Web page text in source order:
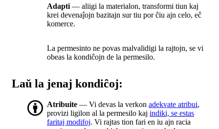
Adapti — aliigi la materialon, transformi tiun kaj
krei devenaĵojn bazitajn sur tiu por ĉiu ajn celo, eĉ
komerce.
La permesinto ne povas malvalidigi la rajtojn, se vi
obeas la kondiĉojn de la permesilo.
Laŭ la jenaj kondiĉoj:
Atribuite — Vi devas la verkon adekvate atribui,
provizi ligilon al la permesilo kaj indiki, se estas
faritaj modifoj. Vi rajtas tion fari en iu ajn racia